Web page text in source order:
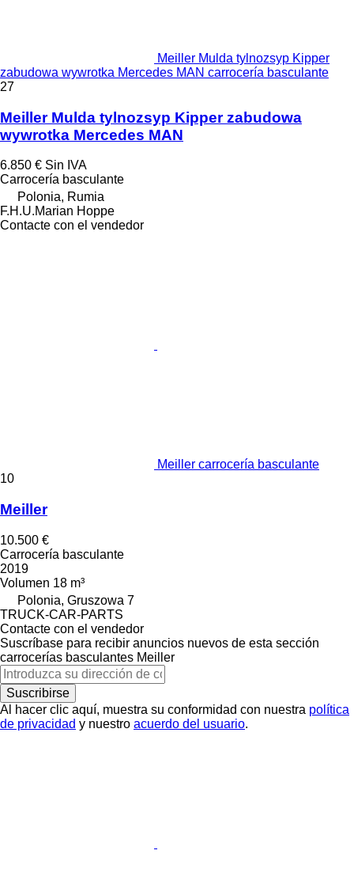
Meiller Mulda tylnozsyp Kipper
zabudowa wywrotka Mercedes MAN carrocería basculante
27
Meiller Mulda tylnozsyp Kipper zabudowa
wywrotka Mercedes MAN
6.850 € Sin IVA
Carrocería basculante
Polonia, Rumia
F.H.U.Marian Hoppe
Contacte con el vendedor
Meiller carrocería basculante
10
Meiller
10.500 €
Carrocería basculante
2019
Volumen 18 m³
Polonia, Gruszowa 7
TRUCK-CAR-PARTS
Contacte con el vendedor
Suscríbase para recibir anuncios nuevos de esta sección
carrocerías basculantes Meiller
Suscribirse
Al hacer clic aquí, muestra su conformidad con nuestra política
de privacidad y nuestro acuerdo del usuario.